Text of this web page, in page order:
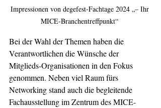
Impressionen von degefest-Fachtage 2024 „– Ihr
MICE-Branchentreffpunkt“
Bei der Wahl der Themen haben die
Verantwortlichen die Wünsche der
Mitglieds-Organisationen in den Fokus
genommen. Neben viel Raum fürs
Networking stand auch die begleitende
Fachausstellung im Zentrum des MICE-